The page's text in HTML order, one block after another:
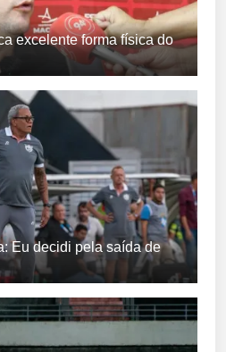
excelente forma física do
Eu decidi pela saída de